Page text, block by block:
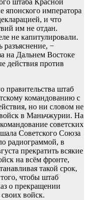
штаба Красной
японского императора
и что
им не отдан.
не капитулировали.
разъяснение, −
на Дальнем Востоке
действия против
правительства штаб
командованию с
но ни словом не
в Маньчжурии. На
советских
Советского Союза
радиограммой, в
прекратить всякие
на всём фронте,
такой срок,
чтобы штаб
о прекращении
войск.